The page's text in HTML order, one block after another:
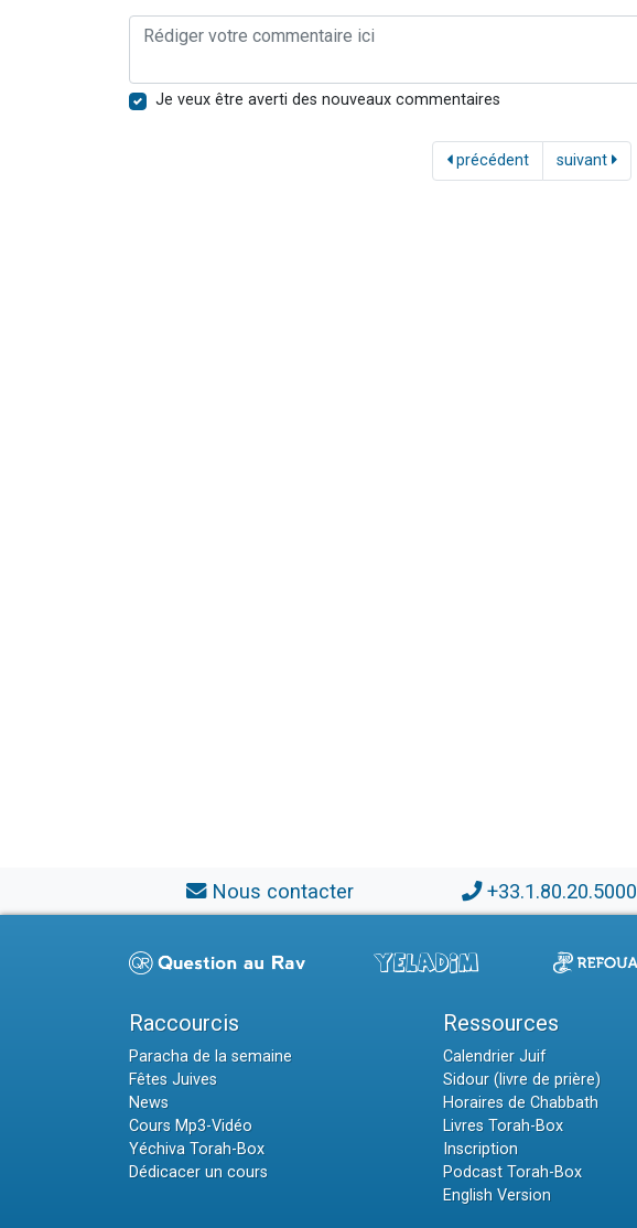
Je veux être averti des nouveaux commentaires
précédent suivant
Nous contacter +33.1.80.20.5000
Raccourcis
Paracha de la semaine
Fêtes Juives
News
Cours Mp3-Vidéo
Yéchiva Torah-Box
Dédicacer un cours
Ressources
Calendrier Juif
Sidour (livre de prière)
Horaires de Chabbath
Livres Torah-Box
Inscription
Podcast Torah-Box
English Version